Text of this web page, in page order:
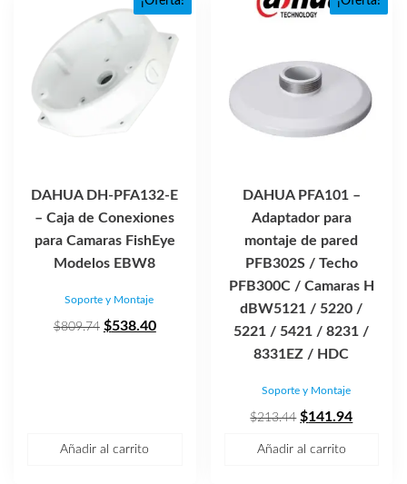
DAHUA DH-PFA132-E
– Caja de Conexiones
para Camaras FishEye
Modelos EBW8
Soporte y Montaje
$809.74 El
$538.40El
Añadir al carrito
DAHUA PFA101 –
Adaptador para
montaje de pared
PFB302S / Techo
PFB300C / Camaras H
dBW5121 / 5220 /
5221 / 5421 / 8231 /
8331EZ / HDC
Soporte y Montaje
$213.44 El
$141.94El
Añadir al carrito